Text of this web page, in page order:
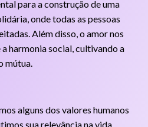
para a construção de uma
onde todas as pessoas
Além disso, o amor nos
harmonia social, cultivando a
mútua.
alguns dos valores humanos
sua relevância na vida